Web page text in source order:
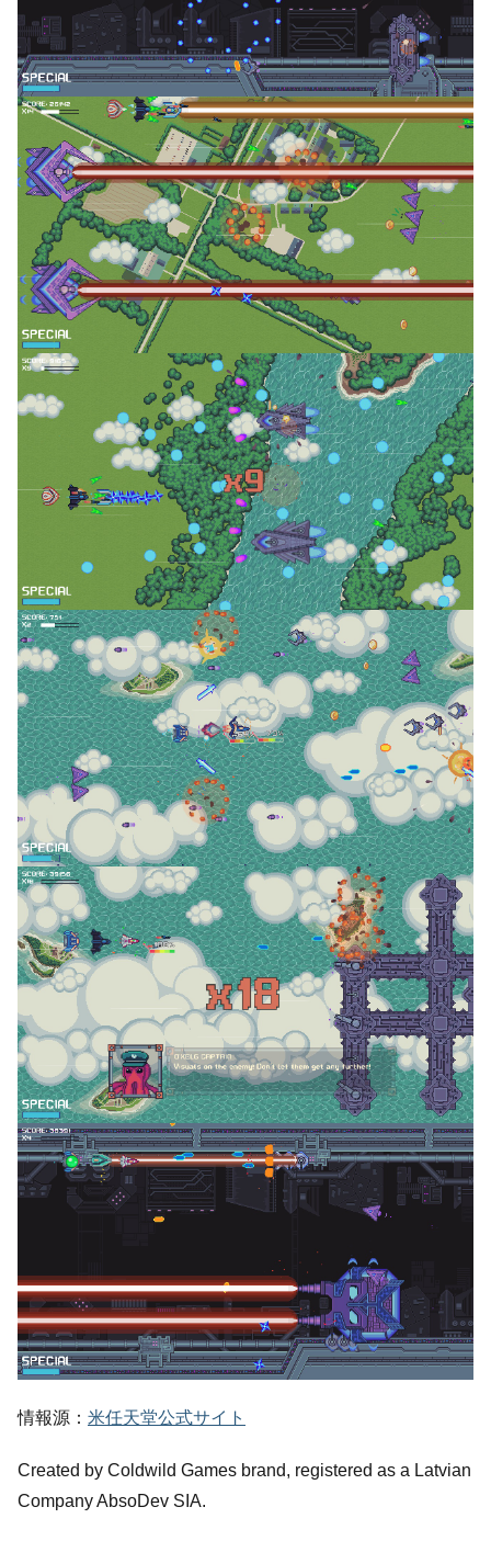
情報源： 米任天堂公式サイト
Created by Coldwild Games brand, registered as a Latvian
Company AbsoDev SIA.